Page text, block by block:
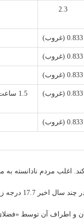
2.3
0.833 (غروب)
0.833 (غروب)
0.833 (غروب)
0.833 (غروب)
0.833 (غروب)
اغلب مردم نادانسته به
می‌کنند که خود نیز متغیر بوده است
و اطراف آن توسط